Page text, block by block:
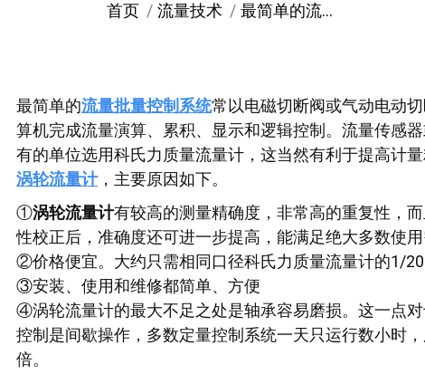
首页 流量技术 最简单的流…
最简单的流量批量控制系统常以电磁切断阀或气动电动
算机完成流量演算、累积、显示和逻辑控制。流量传感
有的单位选用科氏力质量流量计，这当然有利于提高计
涡轮流量计，主要原因如下。
①涡轮流量计有较高的测量精确度，非常高的重复性，
性校正后，准确度还可进一步提高，能满足绝大多数使用
②价格便宜。大约只需相同口径科氏力质量流量计的1/20
③安装、使用和维修都简单、方便
④涡轮流量计的最大不足之处是轴承容易磨损。这一点
控制是间歇操作，多数定量控制系统一天只运行数小时
倍。